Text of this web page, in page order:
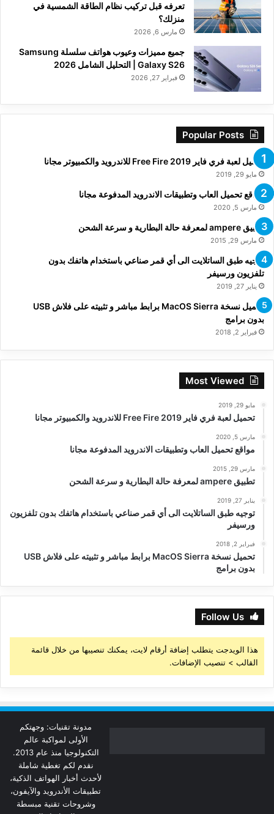
تعرفه قبل تركيب نظام الطاقة الشمسية في
منزلك؟
مارس 6, 2026
جميع مميزات وعيوب هواتف سلسلة Samsung
Galaxy S26 | التحليل الشامل 2026
فبراير 27, 2026
Popular Posts
تحميل لعبة فري فاير Free Fire 2019 للاندرويد والكمبيوتر مجانا
مايو 29, 2019
مواقع تحميل العاب وتطبيقات الاندرويد المدفوعة مجانا
مارس 5, 2020
تطبيق ampere لمعرفة حالة البطارية و سرعة الشحن
مارس 29, 2015
توجيه طبق الساتلايت الى أي قمر صناعي باستخدام هاتفك بدون
تلفزيون ورسيفر
يناير 27, 2019
تحميل نسخة MacOS Sierra برابط مباشر و تثبيته على فلاش USB
بدون برامج
فبراير 2, 2018
Most Viewed
مايو 29, 2019
تحميل لعبة فري فاير Free Fire 2019 للاندرويد والكمبيوتر مجانا
مارس 5, 2020
مواقع تحميل العاب وتطبيقات الاندرويد المدفوعة مجانا
مارس 29, 2015
تطبيق ampere لمعرفة حالة البطارية و سرعة الشحن
يناير 27, 2019
توجيه طبق الساتلايت الى أي قمر صناعي باستخدام هاتفك بدون تلفزيون
ورسيفر
فبراير 2, 2018
تحميل نسخة MacOS Sierra برابط مباشر و تثبيته على فلاش USB
بدون برامج
Follow Us
هذا الويدجت يتطلب إضافة أرقام لايت، يمكنك تنصيبها من خلال قائمة
القالب > تنصيب الإضافات.
مدونة تقنيات: وجهتكم
الأولى لمواكبة عالم
التكنولوجيا منذ عام 2013.
نقدم لكم تغطية شاملة
لأحدث أخبار الهواتف الذكية،
تطبيقات الأندرويد والآيفون،
وشروحات تقنية مبسطة